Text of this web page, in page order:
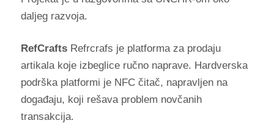
daljeg razvoja.
RefCraftsRefrcrafs je platforma za prodaju
artikala koje izbeglice ručno naprave. Hardverska
podrška platformi je NFC čitač, napravljen na
događaju, koji rešava problem novčanih
transakcija.